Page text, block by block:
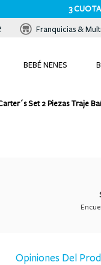
3
Franquicias &
BEBÉ NENES
Set 2 Piezas Traje
Opiniones Del